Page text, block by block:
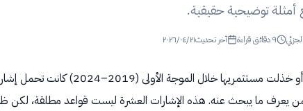
أمثلة توضيحية حقيقية.
٩دقائق قراءة آخر تحديث٢٠٢٦/٠٤/٢١
أغلب المنصات التي انهارت أو خذلت مستثمريها خلال الموجة الأولى
يعرف ما يبحث عنه. هذه الإشارات العشرة ليست قواعد مطلقة، لكن